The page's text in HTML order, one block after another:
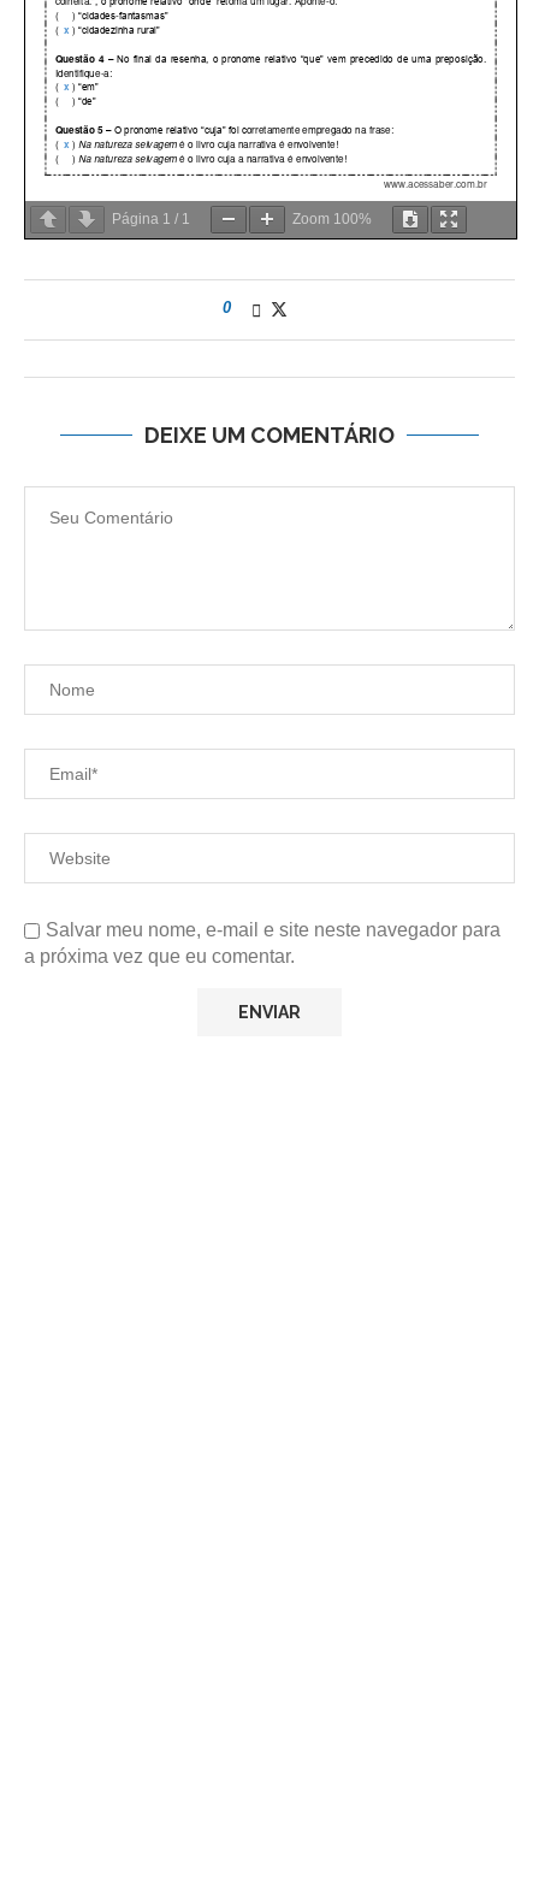
Página 1 / 1 Zoom 100%
0
DEIXE UM COMENTÁRIO
Salvar meu nome, e-mail e site neste navegador para
a próxima vez que eu comentar.